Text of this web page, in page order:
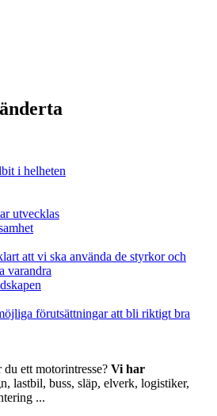
i helheten
utvecklas
att vi ska använda de styrkor och
varandra
förutsättningar att bli riktigt bra
ett motorintresse? Vi har
lastbil, buss, släp, elverk, logistiker,
...